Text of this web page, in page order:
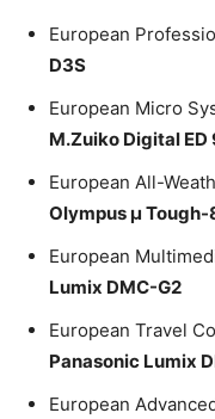
European
D3S
European Micro
M.Zuiko Digital
European All-
Olympus µ Tough-
European
Lumix DMC-G2
European Travel
Panasonic Lumix
European